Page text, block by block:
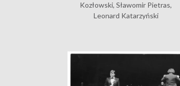
Kozłowski, Sławomir Pietras,
Leonard Katarzyński